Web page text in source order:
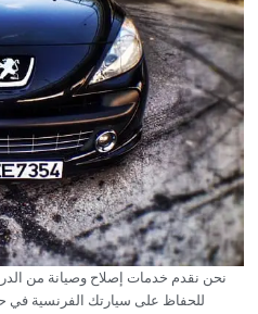
للحفاظ على سيارتك الفرنسية في